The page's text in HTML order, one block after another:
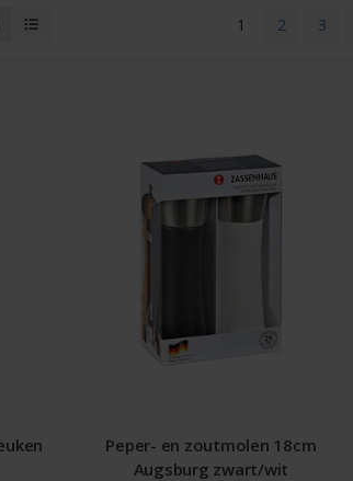
1 2 3
Peper- en zoutmolen 18cm
Augsburg zwart/wit